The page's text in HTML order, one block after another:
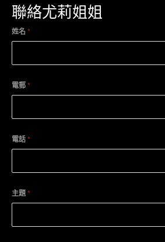
聯絡尤莉姐姐
姓名 *
電郵 *
電話 *
主題 *